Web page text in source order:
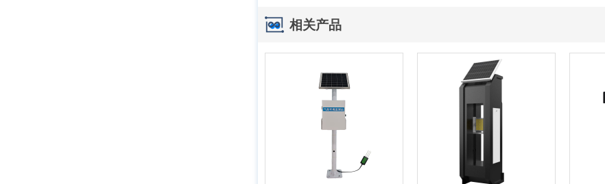
相关产品